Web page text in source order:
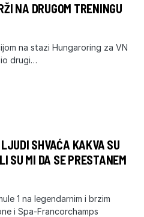
NA DRUGOM TRENINGU
na stazi Hungaroring za VN
drugi…
SHVAĆA KAKVA SU
SU MI DA SE PRESTANEM
1 na legendarnim i brzim
i Spa-Francorchamps